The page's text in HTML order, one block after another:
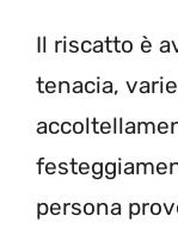
Il riscatto è
tenacia,
persona